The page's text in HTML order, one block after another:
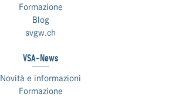
Formazione
Blog
svgw.ch
VSA-News
Novità e informazioni
Formazione